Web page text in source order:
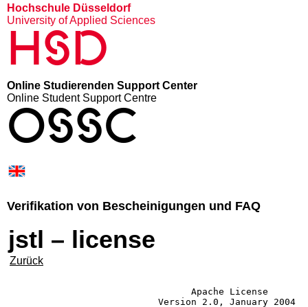
Hochschule Düsseldorf
University of Applied Sciences
HSD
Online Studierenden Support Center
Online Student Support Centre
OSSC
Verifikation von Bescheinigungen und FAQ
jstl – license
Zurück